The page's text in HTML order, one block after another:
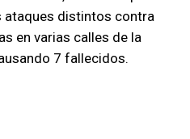
ataques distintos contra
en varias calles de la
7 fallecidos.